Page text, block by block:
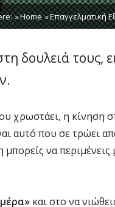
Home Επαγγελματική
δουλειά τους,
χρωστάει, η κίνηση
αυτό που σε τρώει
μπορείς να περιμένεις
και στο να